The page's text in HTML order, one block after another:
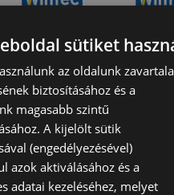
sütiket
az oldalunk
biztosításához és a
magasabb szintű
A kijelölt sütik
(engedélyezésével)
azok aktiválásához és a
adatai kezeléséhez, melyet